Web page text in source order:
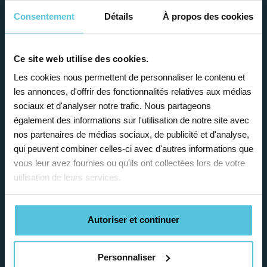
Consentement Détails À propos des cookies
Ce site web utilise des cookies.
Les cookies nous permettent de personnaliser le contenu et
les annonces, d'offrir des fonctionnalités relatives aux médias
sociaux et d'analyser notre trafic. Nous partageons
également des informations sur l'utilisation de notre site avec
nos partenaires de médias sociaux, de publicité et d'analyse,
qui peuvent combiner celles-ci avec d'autres informations que
vous leur avez fournies ou qu'ils ont collectées lors de votre
utilisation de leurs services.
Autoriser et continuer
Personnaliser
Enseignez près de chez vous, selon
vos horaires
Afin de garantir le meilleur
accompagnement, nous organisons votre
emploi du temps en fonction de votre profil,
vos disponibilités et votre flexibilité.